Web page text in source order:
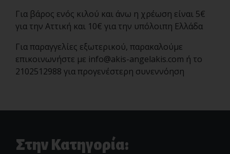
Για βάρος ενός κιλού και άνω η χρέωση είναι 5€
για την Αττική και 10€ για την υπόλοιπη Ελλάδα
Για παραγγελίες εξωτερικού, παρακαλούμε
επικοινωνήστε με info@akis-angelakis.com ή το
2102512988 για προγενέστερη συνεννόηση
Στην Κατηγορία: